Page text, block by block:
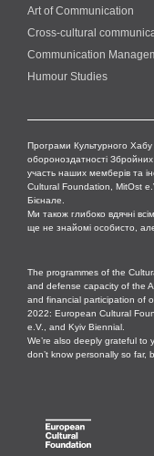
Art of Communication
Cross-cultural
Communication
Humour Studies
Програми Культурного Хабу
обороноздатності
участь наших мемберів та
Cultural Foundation, MitOst
Бієнале.
Ми також глибоко вдячні
ще не знайомі особисто,
The programmes of the
and defense capacity of the
and financial participation of
2022: European Cultural
e.V., and Kyiv Biennial.
We’re also deeply grateful
don’t know personally so